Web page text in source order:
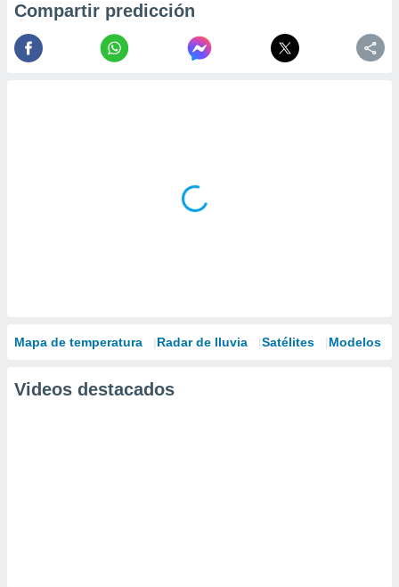
Compartir predicción
Mapa de temperatura Radar de lluvia Satélites Modelos
Videos destacados